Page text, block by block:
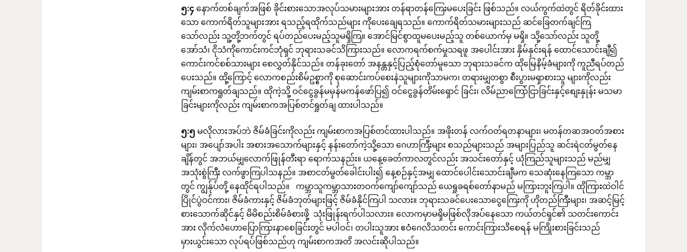
၅:၄နောက်တစ်ချက်အဖြစ် ခိုင်းစားသောအလုပ်သမားများအား တန်ရာတန်ကြေးမပေးခြင်း ဖြစ်သည်။ လယ်ကွက်ထဲတွင် ရိတ်ခိုင်းထား
သော ကောက်ရိတ်သူများအား ရသည့်ရထိုက်သည်များ ကိုပေးချေရသည်။ ကောက်ရိတ်သမားများသည် ဆင်ခြေတက်ချင်ကြ
သော်လည်း သူ့တို့ဘက်တွင် ရပ်တည်ပေးမည့်သူမရှိကြ။ အောင်မြင်စွာထူမပေးမည့်သူ တစ်ယောက်မှ မရှိ။ သို့သော်လည်း သူတို့
အော်သံ၊ ငိုသံကိုကောင်းကင်ဘုံရှင် ဘုရားသခင်သိကြားသည်။ လောကရက်စက်မှုသရဖူ အပေါင်းအား နှိမ်နှင်းရန် ထောင်သောင်းချီ၍
ကောင်းကင်စစ်သားများ စေလွှတ်နိုင်သည်။ တန်ခုးတော် အနန္တနှင့်ပြည့်စုံတော်မူသော ဘုရားသခင်က ထိုမြေနိမ့်ခံများကို ကူညီရပ်တည်
ပေးသည်။ ထို့ကြောင့် လောကစည်းစိမ်ဥစ္စာကို စုဆောင်းကပ်စေးနဲသူများကိုသာမက၊ တရားမျှတစွာ စီးပွားမရှာစားသူ များကိုလည်း
ကျမ်းစာကရှုတ်ချသည်။ ထိုကဲ့သို့ ဝင်ငွေခွန်မမှန်မကန်ဖော်ပြ၍ ဝင်ငွေခွန်တိမ်းရှောင် ခြင်း၊ လိမ်ညာကြော်ငြာခြင်းနှင့်စျေးနှုန်း မသမာ
ခြင်းများကိုလည်း ကျမ်းစာကအပြစ်တင်ရှုတ်ချ ထားပါသည်။
၅:၅မလိုလားအပ်ဘဲ ဇိမ်ခံခြင်းကိုလည်း ကျမ်းစာကအပြစ်တင်ထားပါသည်။ အဖိုးတန် လက်ဝတ်ရတနာများ၊ မတန်တဆအဝတ်အစား
များ၊ အပျော်အပါး အစားအသောက်များနှင့် နန်းတော်ကဲ့သို့သော ဂေဟာကြီးများ စသည်များသည် အများပြည်သူ ဆင်းရဲငတ်မွတ်နေ
ချိန်တွင် အဘယ်မျှလောက်ဖြုန်တီးရာ ရောက်သနည်း။ ယနေ့ခေတ်ကာလတွင်လည်း အသင်းတော်နှင့် ယုံကြည်သူများသည် မည်မျှ
အသုံးစွဲကြီး လက်ဖွာကြပါသနည်။ အစာငတ်မွတ်ခေါင်းပါး၍ နေ့စဉ်နှင့်အမျှ ထောင်ပေါင်းသောင်းချီမက သေဆုံးနေကြသော ကမ္ဘာ
တွင် ကျွန်ုပ်တို့ နေထိုင်ရပါသည်။ ကမ္ဘာသူကမ္ဘာသားတဝက်ကျော်ကျော်သည် ယေရှုခရစ်တော်နာမည် မကြားဘူးကြပါ။ ထိုကြားထဲဝါင်
ပြိုင်ပွဲဝင်ကား၊ ဇိမ်ခံကားနှင့် ဇိမ်ခံဘုတ်များဖြင့် ဇိမ်ခံနိုင်ကြပါ သလား။ ဘုရားသခင်ပေးသောငွေကြေးကို ဟိုတည်ကြီးများ၊ အဆင့်မြင့်
စားသောက်ဆိုင်နှင့် မိမိစည်းစိမ်ခံစားဖို့ သုံးဖြုန်းရက်ပါသလား။ လောကမှာမရှိမဖြစ်လိုအပ်နေသော ကယ်တင်ရှင်၏ သတင်းကောင်း
အား လိုက်လံဟောပြောကြားနာစေခြင်းတွင် မပါဝင်၊ တပါးသူအား ဧဝံဂေလိသတင်း ကောင်းကြားသိစေရန် မကြိုးစားခြင်းသည်
မှားယွင်းသော လုပ်ရပ်ဖြစ်သည်ဟု ကျမ်းစာကအတိ အလင်းဆိုပါသည်။